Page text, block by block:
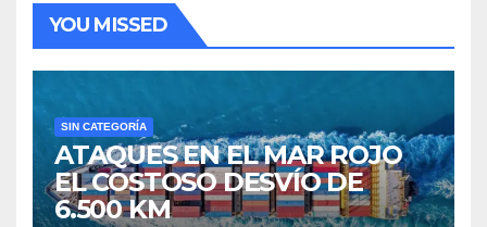
YOU MISSED
SIN CATEGORÍA
ATAQUES EN EL MAR ROJO
EL COSTOSO DESVÍO DE
6.500 KM